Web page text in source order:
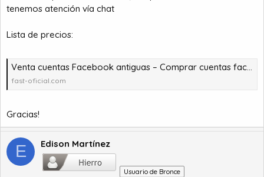
tenemos atención vía chat
Lista de precios:
Venta cuentas Facebook antiguas – Comprar cuentas facebook – comprar cuentas facebook – comprar cuentas gmail
fast-oficial.com
Gracias!
E Edison Martínez
Usuario de Bronce